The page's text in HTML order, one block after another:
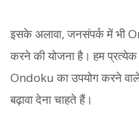
इसके अलावा, जनसंपर्क में भी
करने की योजना है। हम प्रत्येक
Ondoku का उपयोग करने वाले
बढ़ावा देना चाहते हैं।